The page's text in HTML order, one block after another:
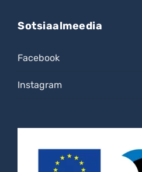
Sotsiaalmeedia
Facebook
Instagram